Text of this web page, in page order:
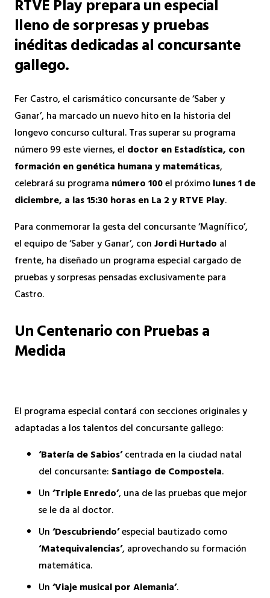
RTVE Play prepara un especial
lleno de sorpresas y pruebas
inéditas dedicadas al concursante
gallego.
Fer Castro, el carismático concursante de ‘Saber y
Ganar’, ha marcado un nuevo hito en la historia del
longevo concurso cultural. Tras superar su programa
número 99 este viernes, el doctor en Estadística, con
formación en genética humana y matemáticas,
celebrará su programa número 100el próximolunes 1 de
diciembre, a las 15:30 horas en La 2 y RTVE Play.
Para conmemorar la gesta del concursante ‘Magnífico’,
el equipo de ‘Saber y Ganar’, conJordi Hurtado al
frente, ha diseñado un programa especial cargado de
pruebas y sorpresas pensadas exclusivamente para
Castro.
Un Centenario con Pruebas a
Medida
El programa especial contará con secciones originales y
adaptadas a los talentos del concursante gallego:
‘Batería de Sabios’centrada en la ciudad natal
del concursante: Santiago de Compostela.
Un‘Triple Enredo’, una de las pruebas que mejor
se le da al doctor.
Un‘Descubriendo’especial bautizado como
‘Matequivalencias’, aprovechando su formación
matemática.
Un‘Viaje musical por Alemania’.